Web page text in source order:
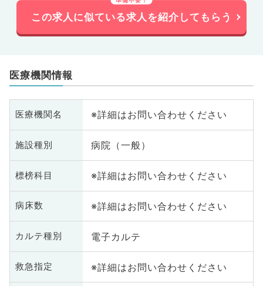
この求人に似ている求人を紹介してもらう
医療機関情報
医療機関名 ※詳細はお問い合わせください
施設種別 病院（一般）
標榜科目 ※詳細はお問い合わせください
病床数 ※詳細はお問い合わせください
カルテ種別 電子カルテ
救急指定 ※詳細はお問い合わせください